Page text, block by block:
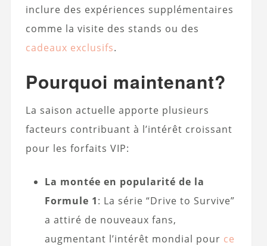
inclure des expériences supplémentaires
comme la visite des stands ou des
cadeaux exclusifs.
Pourquoi maintenant?
La saison actuelle apporte plusieurs
facteurs contribuant à l’intérêt croissant
pour les forfaits VIP:
La montée en popularité de la
Formule 1: La série “Drive to Survive”
a attiré de nouveaux fans,
augmentant l’intérêt mondial pour ce